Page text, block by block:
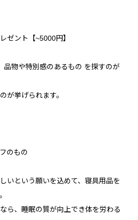
ゼント【~5000円】
品物や特別感のあるもの を探すのが
が挙げられます。
のもの
いという願いを込めて、寝具用品を
ら、睡眠の質が向上でき体を労わる